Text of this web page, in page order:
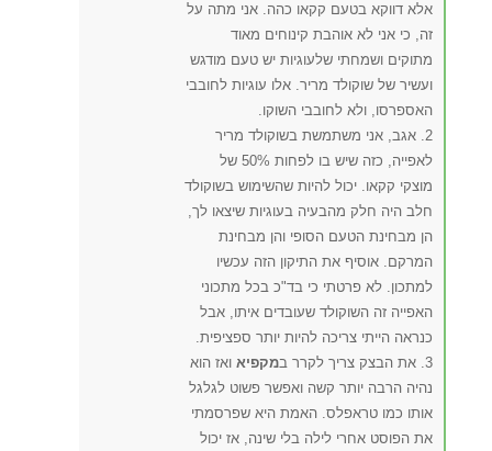
אלא דווקא בטעם קקאו כהה. אני מתה על
זה, כי אני לא אוהבת קינוחים מאוד
מתוקים ושמחתי שלעוגיות יש טעם מודגש
ועשיר של שוקולד מריר. אלו עוגיות לחובבי
האספרסו, ולא לחובבי השוקו.
2. אגב, אני משתמשת בשוקולד מריר
לאפייה, כזה שיש בו לפחות 50% של
מוצקי קקאו. יכול להיות שהשימוש בשוקולד
חלב היה חלק מהבעיה בעוגיות שיצאו לך,
הן מבחינת הטעם הסופי והן מבחינת
המרקם. אוסיף את התיקון הזה עכשיו
למתכון. לא פרטתי כי בד"כ בכל מתכוני
האפייה זה השוקולד שעובדים איתו, אבל
כנראה הייתי צריכה להיות יותר ספציפית.
3. את הבצק צריך לקרר ב
מקפיא ואז הוא
נהיה הרבה יותר קשה ואפשר פשוט לגלגל
אותו כמו טראפלס. האמת היא שפרסמתי
את הפוסט אחרי לילה בלי שינה, אז יכול